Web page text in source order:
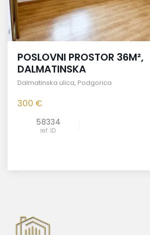
POSLOVNI PROSTOR 36M²,
DALMATINSKA
Dalmatinska ulica, Podgorica
300 €
58334
ref. ID